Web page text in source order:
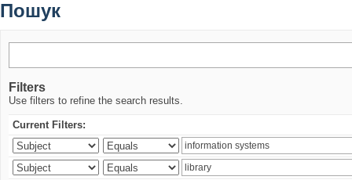
Пошук
Filters
Use filters to refine the search results.
Current Filters: